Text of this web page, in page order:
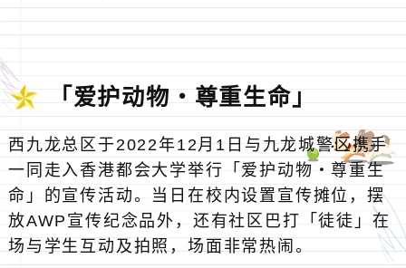
「爱护动物‧尊重生命」
西九龙总区于2022年12月1日与九龙城警区携手
一同走入香港都会大学举行「爱护动物‧尊重生
命」的宣传活动。当日在校内设置宣传摊位，摆
放AWP宣传纪念品外，还有社区巴打「徒徒」在
场与学生互动及拍照，场面非常热闹。